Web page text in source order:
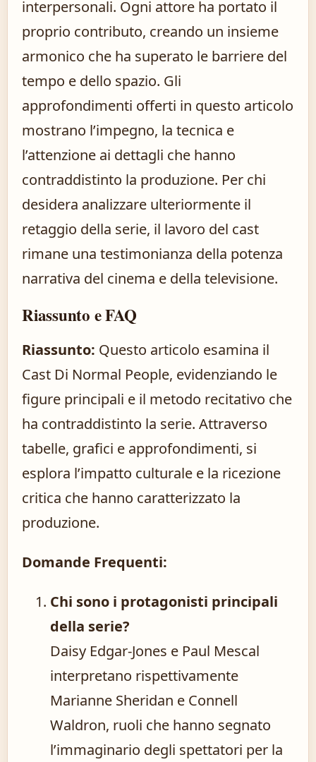
interpersonali. Ogni attore ha portato il
proprio contributo, creando un insieme
armonico che ha superato le barriere del
tempo e dello spazio. Gli
approfondimenti offerti in questo articolo
mostrano l’impegno, la tecnica e
l’attenzione ai dettagli che hanno
contraddistinto la produzione. Per chi
desidera analizzare ulteriormente il
retaggio della serie, il lavoro del cast
rimane una testimonianza della potenza
narrativa del cinema e della televisione.
Riassunto e FAQ
Riassunto: Questo articolo esamina il
Cast Di Normal People, evidenziando le
figure principali e il metodo recitativo che
ha contraddistinto la serie. Attraverso
tabelle, grafici e approfondimenti, si
esplora l’impatto culturale e la ricezione
critica che hanno caratterizzato la
produzione.
Domande Frequenti:
Chi sono i protagonisti principali
della serie?
Daisy Edgar-Jones e Paul Mescal
interpretano rispettivamente
Marianne Sheridan e Connell
Waldron, ruoli che hanno segnato
l’immaginario degli spettatori per la